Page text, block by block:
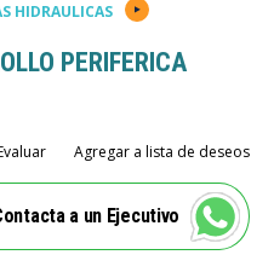
HIDRAULICAS
PERIFERICA
Agregar a lista de deseos
a un Ejecutivo